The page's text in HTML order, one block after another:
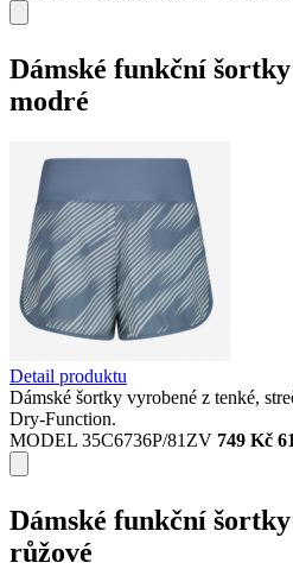
Dámské funkční
modré
Detail produktu
Dámské šortky vyrobené z tenké,
Dry-Function.
MODEL 35C6736P/81ZV 749 Kč
Dámské funkční
růžové